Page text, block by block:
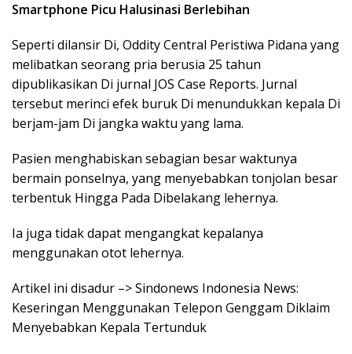
Smartphone Picu Halusinasi Berlebihan
Seperti dilansir Di, Oddity Central Peristiwa Pidana yang
melibatkan seorang pria berusia 25 tahun
dipublikasikan Di jurnal JOS Case Reports. Jurnal
tersebut merinci efek buruk Di menundukkan kepala Di
berjam-jam Di jangka waktu yang lama.
Pasien menghabiskan sebagian besar waktunya
bermain ponselnya, yang menyebabkan tonjolan besar
terbentuk Hingga Pada Dibelakang lehernya.
Ia juga tidak dapat mengangkat kepalanya
menggunakan otot lehernya.
Artikel ini disadur –> Sindonews Indonesia News:
Keseringan Menggunakan Telepon Genggam Diklaim
Menyebabkan Kepala Tertunduk